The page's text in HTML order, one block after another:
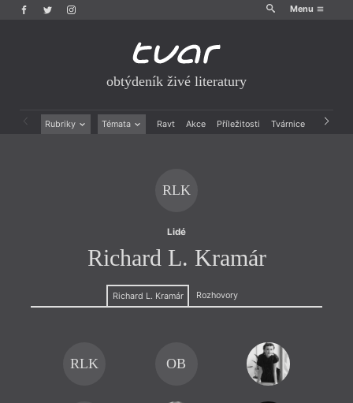
Menu
obtýdeník živé literatury
Rubriky Témata Ravt Akce Příležitosti Tvárnice Archiv
RLK
Lidé
Richard L. Kramár
Richard L. Kramár Rozhovory
RLK OB